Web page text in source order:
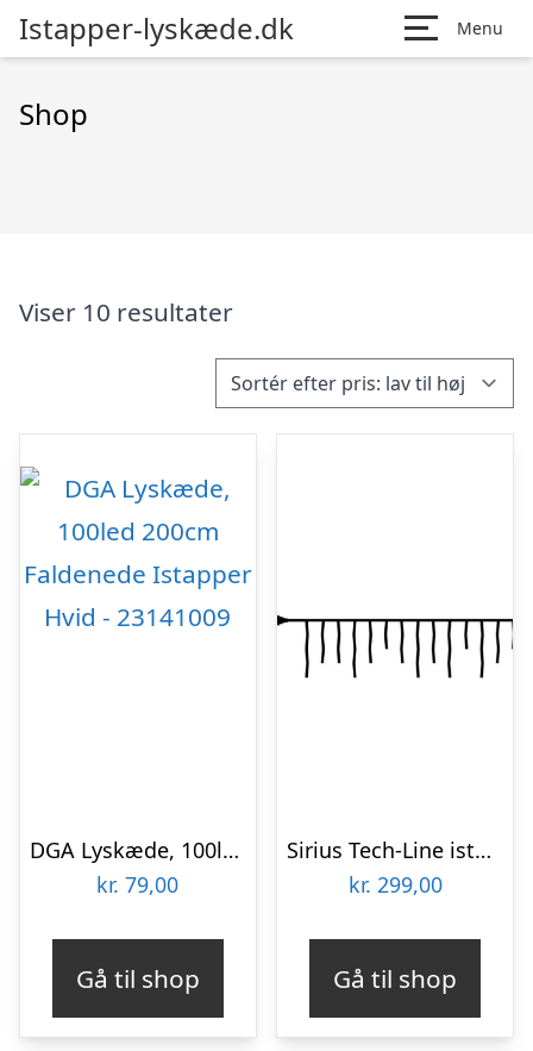
Istapper-lyskæde.dk Menu
Shop
Viser 10 resultater
DGA Lyskæde, 100led 200cm Faldenede Istapper Hvid – 23141009
kr. 79,00
Gå til shop
Sirius Tech-Line istapper udendørs lyskæde, 100 varm hvide lys, 2,5×0,6 meter, startsæt
kr. 299,00
Gå til shop